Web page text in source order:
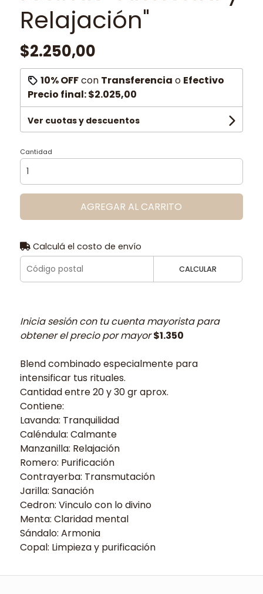
Relajación"
$2.250,00
10% OFFcon Transferencia o Efectivo
Precio final:$2.025,00
Ver cuotas y descuentos
Cantidad
AGREGAR AL CARRITO
Calculá el costo de envío
CALCULAR
Inicia sesión con tu cuenta mayorista para
obtener el precio por mayor$1.350
Blend combinado especialmente para
intensificar tus rituales.
Cantidad entre 20 y 30 gr aprox.
Contiene:
Lavanda: Tranquilidad
Caléndula: Calmante
Manzanilla: Relajación
Romero: Purificación
Contrayerba: Transmutación
Jarilla: Sanación
Cedron: Vinculo con lo divino
Menta: Claridad mental
Sándalo: Armonia
Copal: Limpieza y purificación